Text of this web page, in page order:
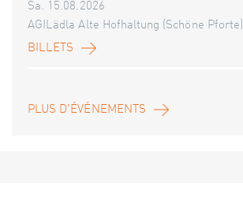
Sa. 15.08.2026
AGILädla Alte Hofhaltung (Schöne Pforte)
BILLETS
PLUS D'ÉVÉNEMENTS